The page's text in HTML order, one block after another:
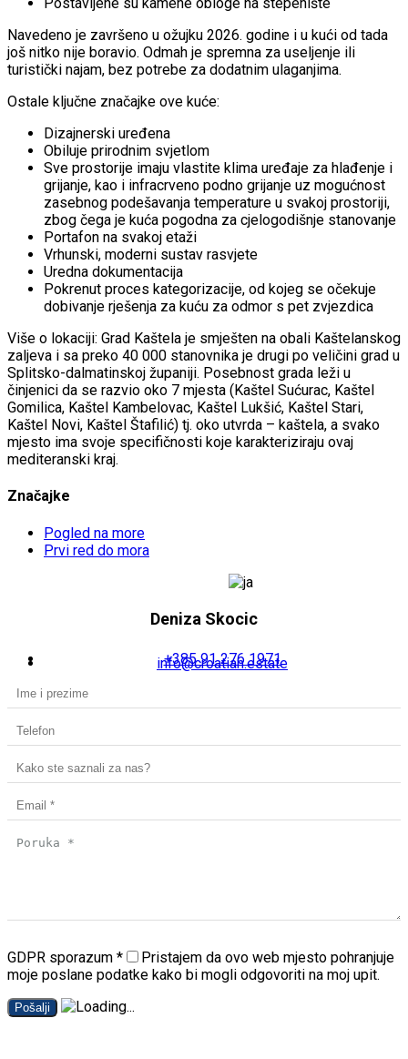
Navedeno je završeno u ožujku 2026. godine i u kući od tada
još nitko nije boravio. Odmah je spremna za useljenje ili
turistički najam, bez potrebe za dodatnim ulaganjima.
Ostale ključne značajke ove kuće:
Dizajnerski uređena
Obiluje prirodnim svjetlom
Sve prostorije imaju vlastite klima uređaje za hlađenje i
grijanje, kao i infracrveno podno grijanje uz mogućnost
zasebnog podešavanja temperature u svakoj prostoriji,
zbog čega je kuća pogodna za cjelogodišnje stanovanje
Portafon na svakoj etaži
Vrhunski, moderni sustav rasvjete
Uredna dokumentacija
Pokrenut proces kategorizacije, od kojeg se očekuje
dobivanje rješenja za kuću za odmor s pet zvjezdica
Više o lokaciji: Grad Kaštela je smješten na obali Kaštelanskog
zaljeva i sa preko 40 000 stanovnika je drugi po veličini grad u
Splitsko-dalmatinskoj županiji. Posebnost grada leži u
činjenici da se razvio oko 7 mjesta (Kaštel Sućurac, Kaštel
Gomilica, Kaštel Kambelovac, Kaštel Lukšić, Kaštel Stari,
Kaštel Novi, Kaštel Štafilić) tj. oko utvrda – kaštela, a svako
mjesto ima svoje specifičnosti koje karakteriziraju ovaj
mediteranski kraj.
Značajke
Pogled na more
Prvi red do mora
Deniza Skocic
+385 91 276 1971
info@croatian.estate
GDPR sporazum *
Pristajem da ovo web mjesto pohranjuje
moje poslane podatke kako bi mogli odgovoriti na moj upit.
Pošalji